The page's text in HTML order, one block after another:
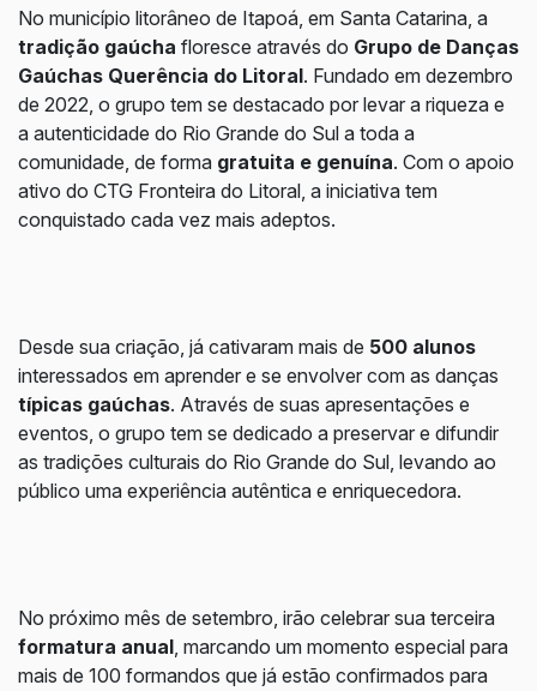
No município litorâneo de Itapoá, em Santa Catarina, a
tradição gaúcha floresce através do Grupo de Danças
Gaúchas Querência do Litoral. Fundado em dezembro
de 2022, o grupo tem se destacado por levar a riqueza e
a autenticidade do Rio Grande do Sul a toda a
comunidade, de forma gratuita e genuína. Com o apoio
ativo do CTG Fronteira do Litoral, a iniciativa tem
conquistado cada vez mais adeptos.
Desde sua criação, já cativaram mais de 500 alunos
interessados em aprender e se envolver com as danças
típicas gaúchas. Através de suas apresentações e
eventos, o grupo tem se dedicado a preservar e difundir
as tradições culturais do Rio Grande do Sul, levando ao
público uma experiência autêntica e enriquecedora.
No próximo mês de setembro, irão celebrar sua terceira
formatura anual, marcando um momento especial para
mais de 100 formandos que já estão confirmados para